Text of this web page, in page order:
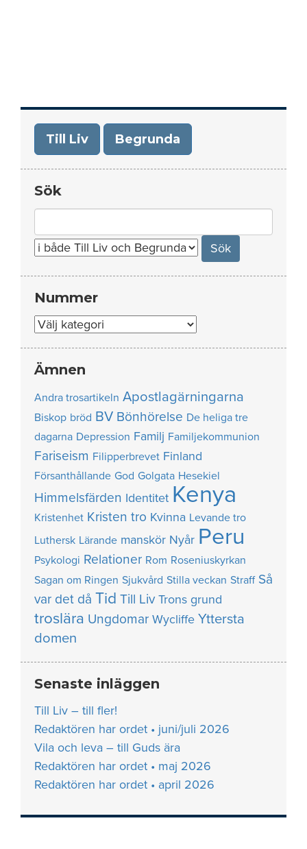
Till Liv Begrunda
Sök
for:
Nummer
Nummer
Ämnen
Andra trosartikeln Apostlagärningarna
Biskop bröd BV Bönhörelse De heliga tre
dagarna Depression Familj Familjekommunion
Fariseism Filipperbrevet Finland
Försanthållande God Golgata Hesekiel
Himmelsfärden Identitet Kenya
Kristenhet Kristen tro Kvinna Levande tro
Luthersk Lärande manskör Nyår Peru
Psykologi Relationer Rom Roseniuskyrkan
Sagan om Ringen Sjukvård Stilla veckan Straff Så
var det då Tid Till Liv Trons grund
troslära Ungdomar Wycliffe Yttersta
domen
Senaste inläggen
Till Liv – till fler!
Redaktören har ordet • juni/juli 2026
Vila och leva – till Guds ära
Redaktören har ordet • maj 2026
Redaktören har ordet • april 2026